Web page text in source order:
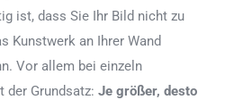
ist, dass Sie Ihr Bild nicht zu
Kunstwerk an Ihrer Wand
Vor allem bei einzeln
der Grundsatz: Je größer, desto